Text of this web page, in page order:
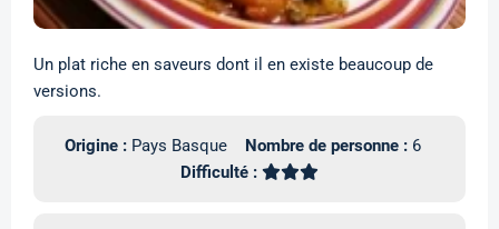
Un plat riche en saveurs dont il en existe beaucoup de
versions.
Origine : Pays Basque Nombre de personne : 6
Difficulté :